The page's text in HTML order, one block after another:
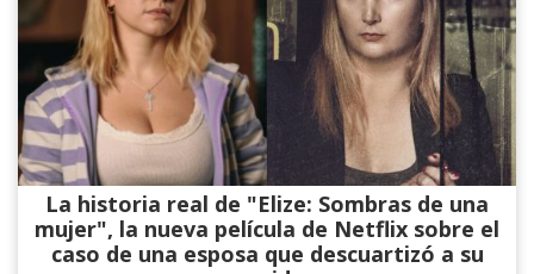
La historia real de "Elize: Sombras de una
mujer", la nueva película de Netflix sobre el
caso de una esposa que descuartizó a su